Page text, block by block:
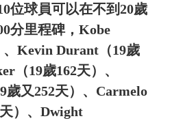
位球員可以在不到20歲
分里程碑，Kobe
Kevin Durant（19歲
（19歲162天）、
歲又252天）、Carmelo
）、Dwight